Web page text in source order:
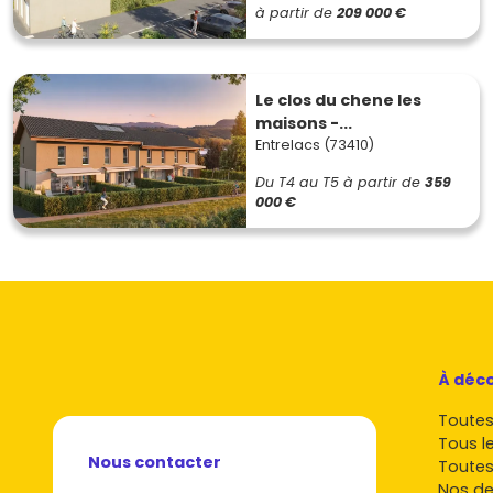
à partir de 209 000 €
Le clos du chene les
maisons -...
Entrelacs (73410)
Du T4 au T5 à partir de 359
000 €
Nous contacter
À
Tous